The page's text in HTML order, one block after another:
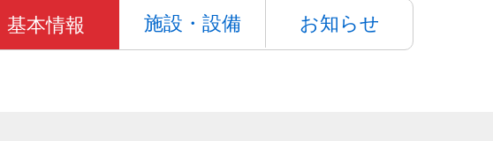
基本情報 施設・設備 お知らせ